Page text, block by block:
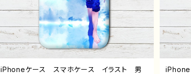
iPhoneケース スマホケース イラスト 男